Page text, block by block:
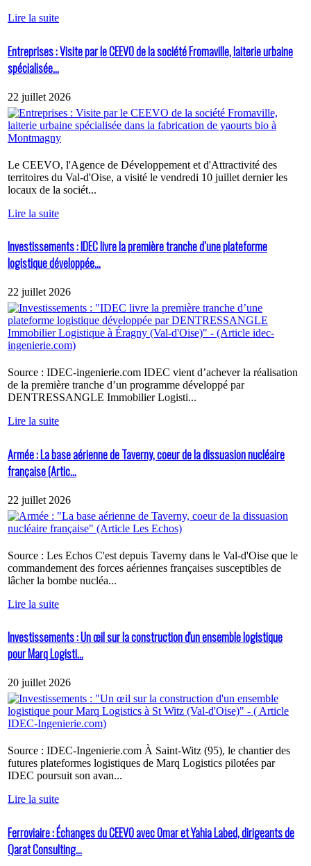
Lire la suite
Entreprises : Visite par le CEEVO de la société Fromaville, laiterie urbaine
spécialisée...
22 juillet 2026
Le CEEVO, l'Agence de Développement et d'Attractivité des
territoires du Val-d'Oise, a visité le vendredi 10 juillet dernier les
locaux de la sociét...
Lire la suite
Investissements : IDEC livre la première tranche d’une plateforme
logistique développée...
22 juillet 2026
Source : IDEC-ingenierie.com IDEC vient d’achever la réalisation
de la première tranche d’un programme développé par
DENTRESSANGLE Immobilier Logisti...
Lire la suite
Armée : La base aérienne de Taverny, coeur de la dissuasion nucléaire
française (Artic...
22 juillet 2026
Source : Les Echos C'est depuis Taverny dans le Val-d'Oise que le
commandement des forces aériennes françaises susceptibles de
lâcher la bombe nucléa...
Lire la suite
Investissements : Un œil sur la construction d'un ensemble logistique
pour Marq Logisti...
20 juillet 2026
Source : IDEC-Ingenierie.com À Saint-Witz (95), le chantier des
futures plateformes logistiques de Marq Logistics pilotées par
IDEC poursuit son avan...
Lire la suite
Ferroviaire : Échanges du CEEVO avec Omar et Yahia Labed, dirigeants de
Qarat Consulting...